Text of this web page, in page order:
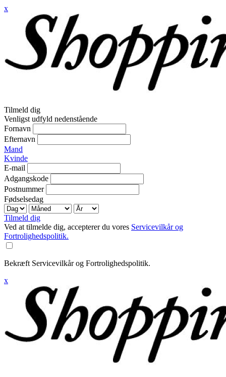
x
Tilmeld dig
Venligst udfyld nedenstående
Fornavn
Efternavn
Mand
Kvinde
E-mail
Adgangskode
Postnummer
Fødselsedag
Tilmeld dig
Ved at tilmelde dig, accepterer du vores Servicevilkår og
Fortrolighedspolitik.
Bekræft Servicevilkår og Fortrolighedspolitik.
x